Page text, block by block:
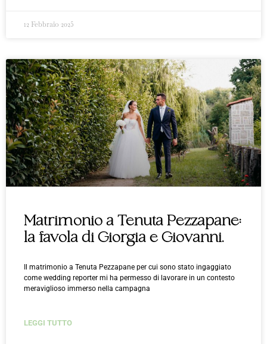
12 Febbraio 2025
Matrimonio a Tenuta Pezzapane:
la favola di Giorgia e Giovanni.
Il matrimonio a Tenuta Pezzapane per cui sono stato ingaggiato
come wedding reporter mi ha permesso di lavorare in un contesto
meraviglioso immerso nella campagna
LEGGI TUTTO